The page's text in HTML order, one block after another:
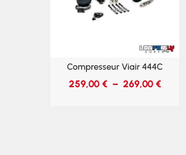
Compresseur Viair 444C
259,00 € – 269,00 €